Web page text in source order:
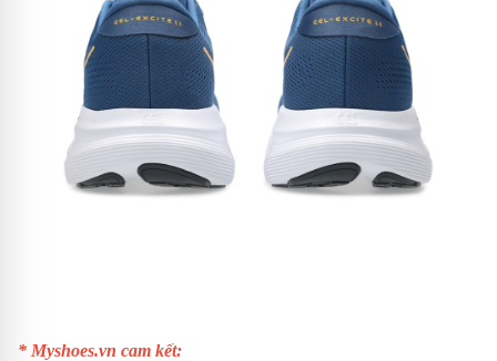
* Myshoes.vn cam kết: